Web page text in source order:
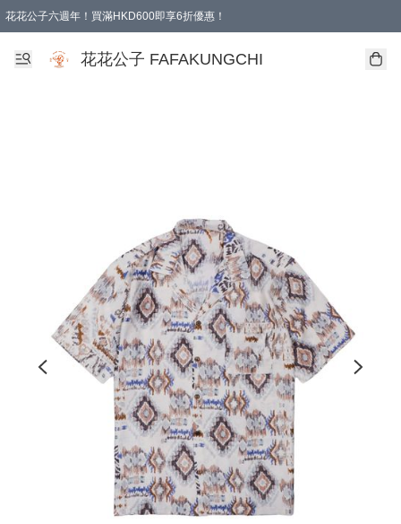
花花公子六週年！買滿HKD600即享6折優惠！
購物滿 HKD 600.00即享免運費優惠！（適用於 本地取貨 )
花花公子 FAFAKUNGCHI